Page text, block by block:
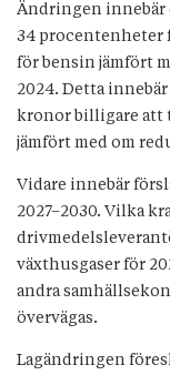
Ändringen innebär
34 procentenheter
för bensin jämfört
2024. Detta
kronor billigare att
jämfört med om
Vidare innebär
2027–2030. Vilka
växthus­gaser för
andra
övervägas.
Lagändringen